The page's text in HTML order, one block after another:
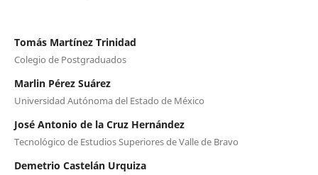
Tomás Martínez Trinidad
Colegio de Postgraduados
Marlin Pérez Suárez
Universidad Autónoma del Estado de México
José Antonio de la Cruz Hernández
Tecnológico de Estudios Superiores de Valle de Bravo
Demetrio Castelán Urquiza